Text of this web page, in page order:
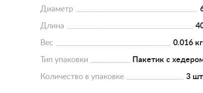
Диаметр
Длина
Вес 0.016
Тип упаковки Пакетик с
Количество в упаковке 3